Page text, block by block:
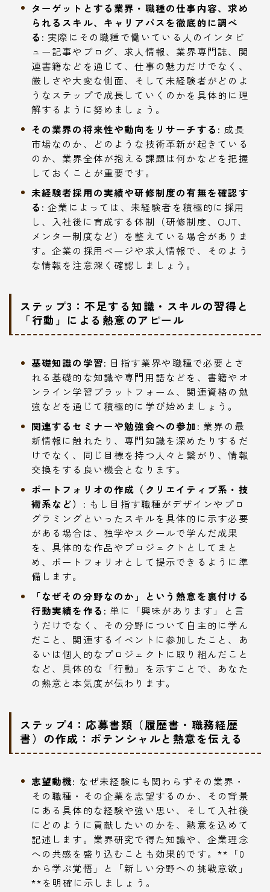
ターゲットとする業界・職種の仕事内容、求め
られるスキル、キャリアパスを徹底的に調べ
る: 実際にその職種で働いている人のインタビ
ュー記事やブログ、求人情報、業界専門誌、関
連書籍などを通じて、仕事の魅力だけでなく、
厳しさや大変な側面、そして未経験者がどのよ
うなステップで成長していくのかを具体的に理
解するように努めましょう。
その業界の将来性や動向をリサーチする: 成長
市場なのか、どのような技術革新が起きている
のか、業界全体が抱える課題は何かなどを把握
しておくことが重要です。
未経験者採用の実績や研修制度の有無を確認す
る: 企業によっては、未経験者を積極的に採用
し、入社後に育成する体制（研修制度、OJT、
メンター制度など）を整えている場合がありま
す。企業の採用ページや求人情報で、そのよう
な情報を注意深く確認しましょう。
ステップ3：不足する知識・スキルの習得と
「行動」による熱意のアピール
基礎知識の学習: 目指す業界や職種で必要とさ
れる基礎的な知識や専門用語などを、書籍やオ
ンライン学習プラットフォーム、関連資格の勉
強などを通じて積極的に学び始めましょう。
関連するセミナーや勉強会への参加: 業界の最
新情報に触れたり、専門知識を深めたりするだ
けでなく、同じ目標を持つ人々と繋がり、情報
交換をする良い機会となります。
ポートフォリオの作成（クリエイティブ系・技
術系など）: もし目指す職種がデザインやプロ
グラミングといったスキルを具体的に示す必要
がある場合は、独学やスクールで学んだ成果
を、具体的な作品やプロジェクトとしてまと
め、ポートフォリオとして提示できるように準
備します。
「なぜその分野なのか」という熱意を裏付ける
行動実績を作る: 単に「興味があります」と言
うだけでなく、その分野について自主的に学ん
だこと、関連するイベントに参加したこと、あ
るいは個人的なプロジェクトに取り組んだこと
など、具体的な「行動」を示すことで、あなた
の熱意と本気度が伝わります。
ステップ4：応募書類（履歴書・職務経歴
書）の作成：ポテンシャルと熱意を伝える
志望動機: なぜ未経験にも関わらずその業界・
その職種・その企業を志望するのか、その背景
にある具体的な経験や強い思い、そして入社後
にどのように貢献したいのかを、熱意を込めて
記述します。業界研究で得た知識や、企業理念
への共感を盛り込むことも効果的です。**「0
から学ぶ覚悟」と「新しい分野への挑戦意欲」
**を明確に示しましょう。